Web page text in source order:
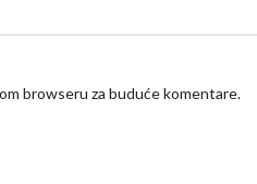
browseru za buduće komentare.